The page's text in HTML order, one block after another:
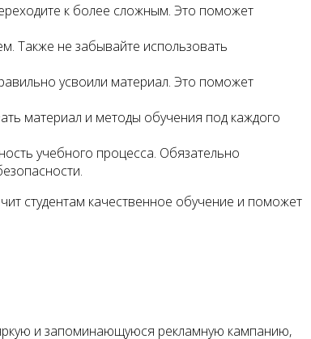
к более сложным. Это поможет
Также не забывайте использовать
усвоили материал. Это поможет
материал и методы обучения под каждого
учебного процесса. Обязательно
студентам качественное обучение и поможет
и запоминающуюся рекламную кампанию,